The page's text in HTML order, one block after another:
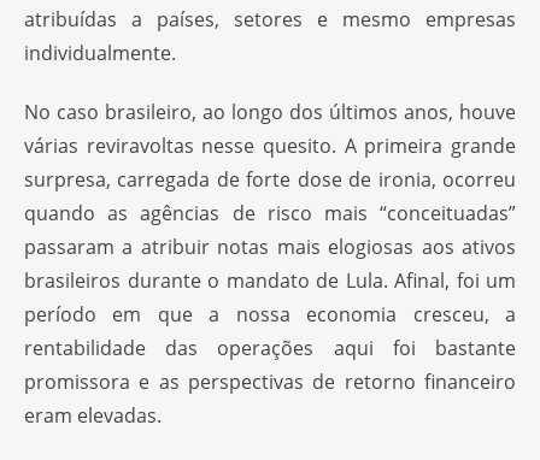
atribuídas a países, setores e mesmo empresas
individualmente.
No caso brasileiro, ao longo dos últimos anos, houve
várias reviravoltas nesse quesito. A primeira grande
surpresa, carregada de forte dose de ironia, ocorreu
quando as agências de risco mais “conceituadas”
passaram a atribuir notas mais elogiosas aos ativos
brasileiros durante o mandato de Lula. Afinal, foi um
período em que a nossa economia cresceu, a
rentabilidade das operações aqui foi bastante
promissora e as perspectivas de retorno financeiro
eram elevadas.